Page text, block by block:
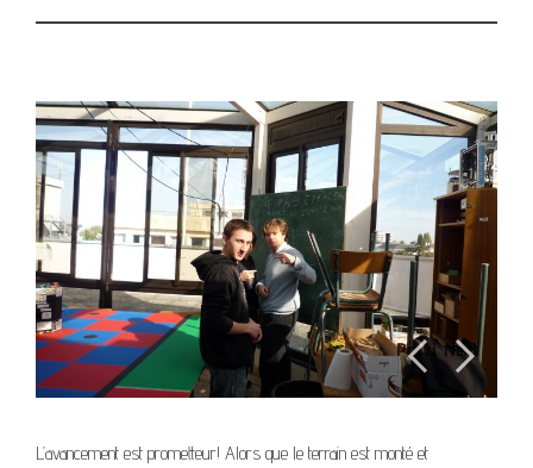
Previ
ous
Next
L’avancement est prometteur! Alors que le terrain est monté et